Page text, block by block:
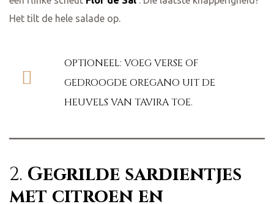
Het tilt de hele salade op.
OPTIONEEL: VOEG VERSE OF
GEDROOGDE OREGANO UIT DE
HEUVELS VAN TAVIRA TOE.
2. Gegrilde sardientjes
met citroen en